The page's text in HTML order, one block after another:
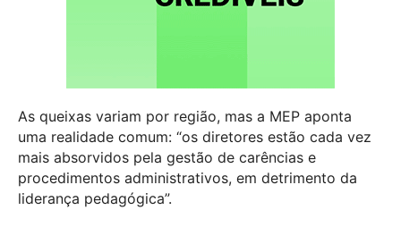
As queixas variam por região, mas a MEP aponta
uma realidade comum: “os diretores estão cada vez
mais absorvidos pela gestão de carências e
procedimentos administrativos, em detrimento da
liderança pedagógica”.